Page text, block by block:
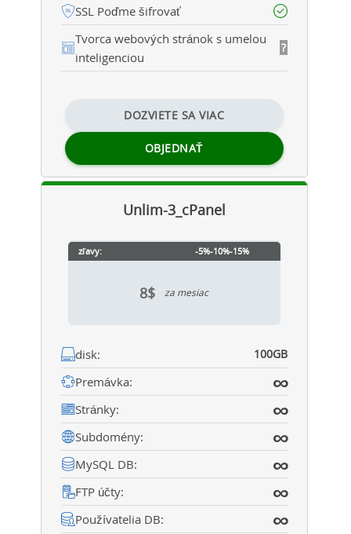
SSL Poďme šifrovať
Tvorca webových stránok s umelou
inteligenciou
?
DOZVIETE SA VIAC
OBJEDNAŤ
Unlim-3_cPanel
zľavy: -5%-10%-15%
8$ za mesiac
disk: 100GB
Premávka: ∞
Stránky: ∞
Subdomény: ∞
MySQL DB: ∞
FTP účty: ∞
Používatelia DB: ∞